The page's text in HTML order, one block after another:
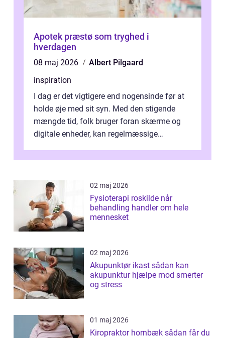
Apotek præstø som tryghed i
hverdagen
08 maj 2026
Albert Pilgaard
inspiration
I dag er det vigtigere end nogensinde før at
holde øje med sit syn. Med den stigende
mængde tid, folk bruger foran skærme og
digitale enheder, kan regelmæssige
02 maj 2026
Fysioterapi roskilde når
behandling handler om hele
mennesket
02 maj 2026
Akupunktør ikast sådan kan
akupunktur hjælpe mod smerter
og stress
01 maj 2026
Kiropraktor hornbæk sådan får du